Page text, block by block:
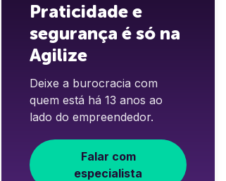
Praticidade e
segurança é só na
Agilize
Deixe a burocracia com
quem está há 13 anos ao
lado do empreendedor.
Falar com
especialista